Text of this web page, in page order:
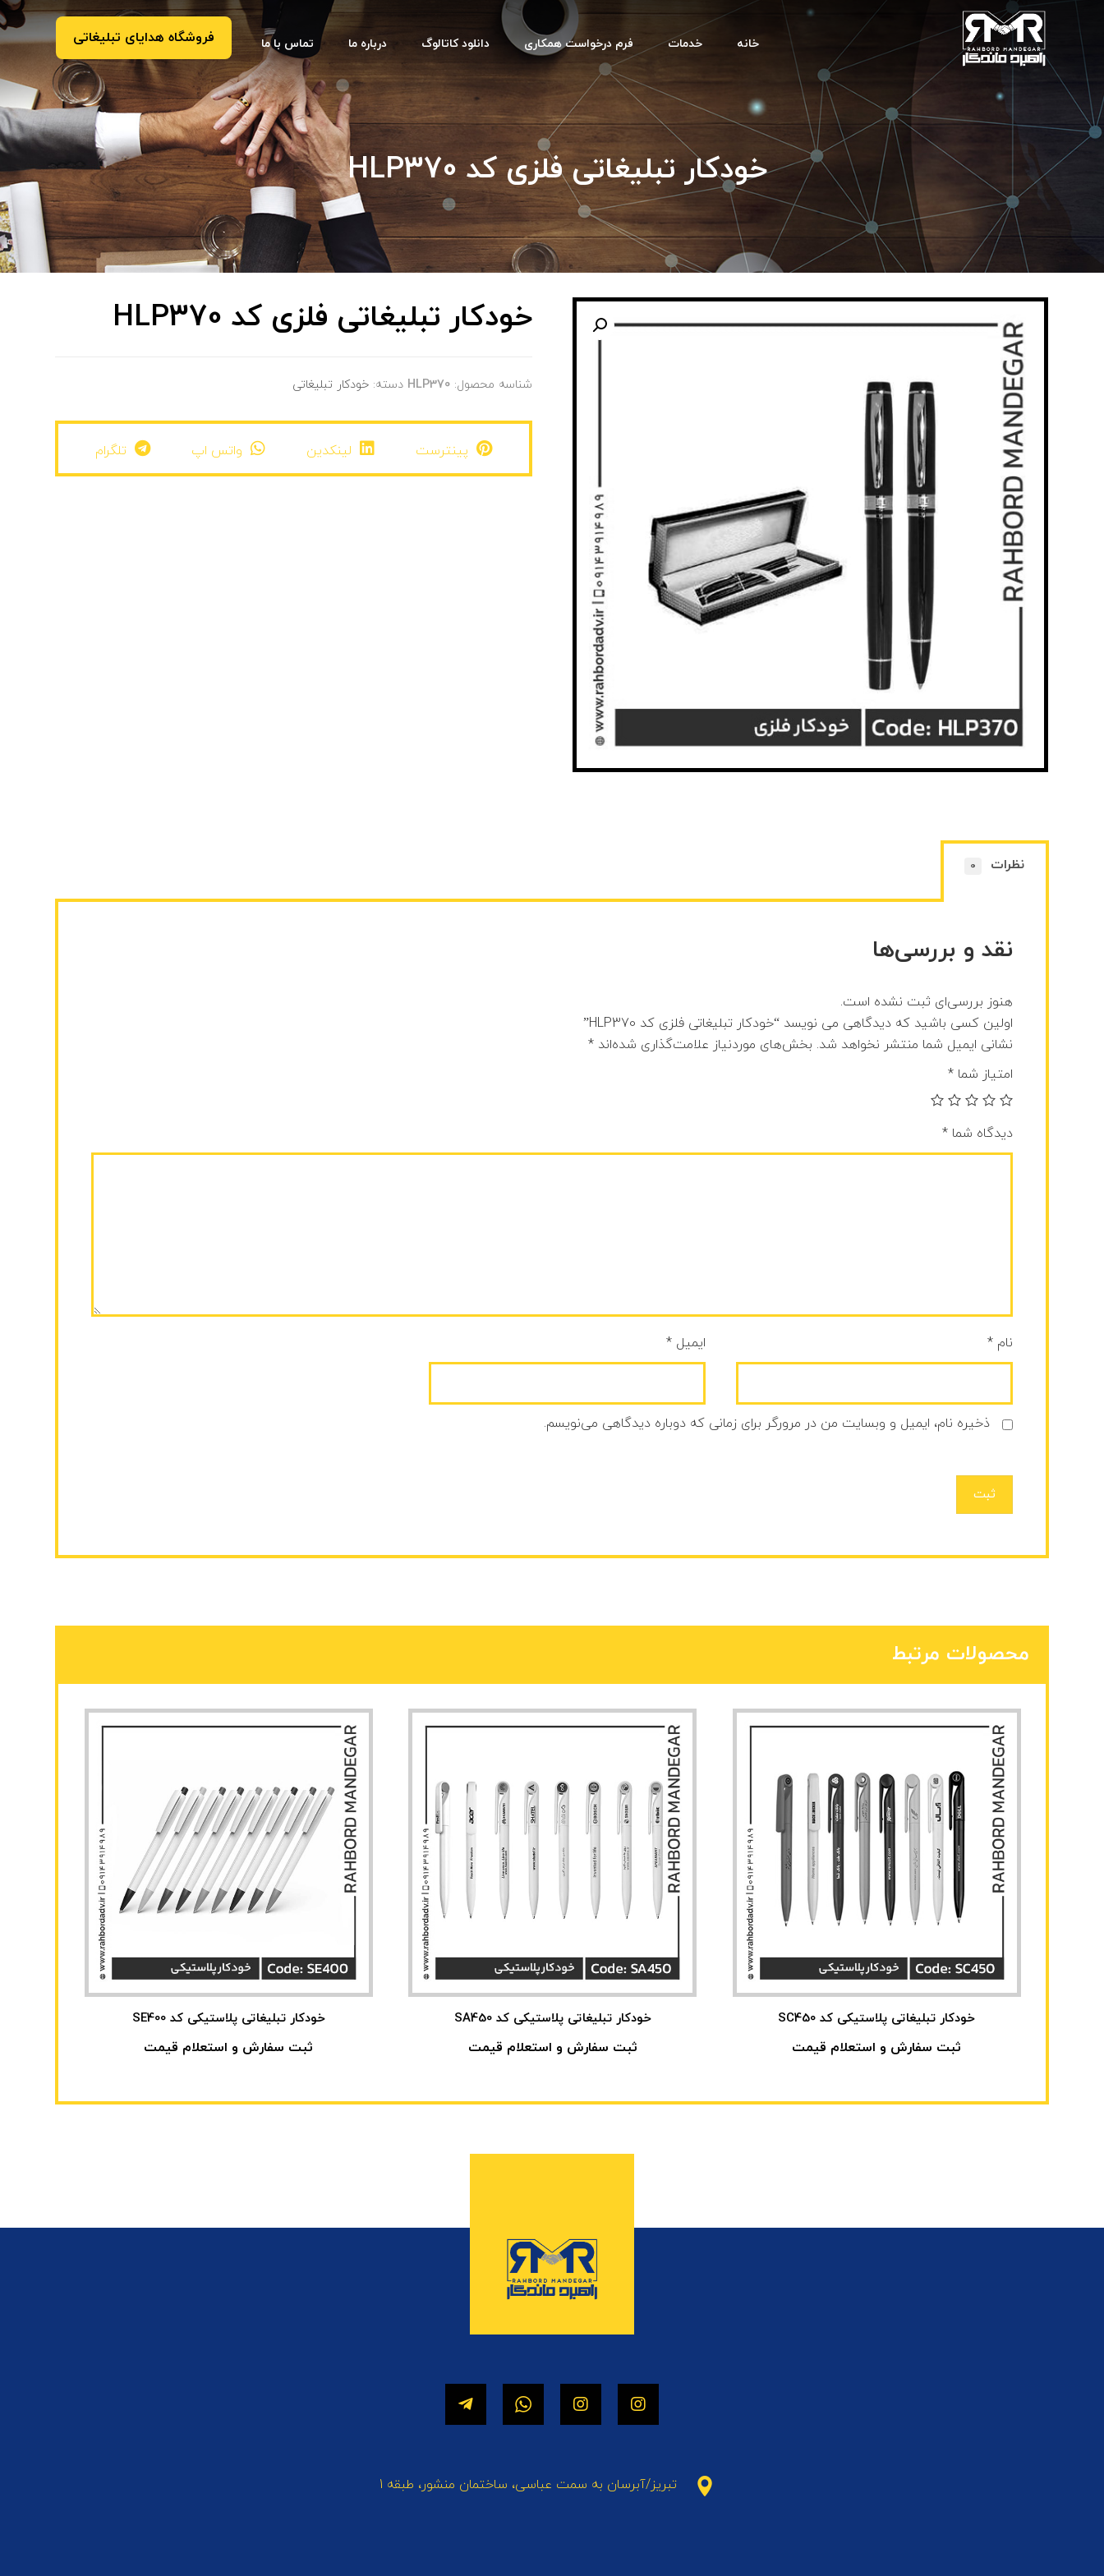
فروشگاه هدایای تبلیغاتی خانه خدمات فرم درخواست همکاری دانلود کاتالوگ درباره ما تماس با ما
خودکار تبلیغاتی فلزی کد HLP370
خودکار تبلیغاتی فلزی کد HLP370
شناسه محصول:HLP370 دسته:خودکار تبلیغاتی
پینترست لینکدین واتس اپ تلگرام
نظرات 0
نقد و بررسی‌ها
هنوز بررسی‌ای ثبت نشده است.
اولین کسی باشید که دیدگاهی می نویسد “خودکار تبلیغاتی فلزی کد HLP370”
نشانی ایمیل شما منتشر نخواهد شد. بخش‌های موردنیاز علامت‌گذاری شده‌اند*
امتیاز شما*
دیدگاه شما*
نام* ایمیل*
ذخیره نام، ایمیل و وبسایت من در مرورگر برای زمانی که دوباره دیدگاهی می‌نویسم.
ثبت
محصولات مرتبط
خودکار تبلیغاتی پلاستیکی کد SC450
ثبت سفارش و استعلام قیمت
خودکار تبلیغاتی پلاستیکی کد SA450
ثبت سفارش و استعلام قیمت
خودکار تبلیغاتی پلاستیکی کد SE400
ثبت سفارش و استعلام قیمت
تبریز/آبرسان به سمت عباسی، ساختمان منشور، طبقه 1